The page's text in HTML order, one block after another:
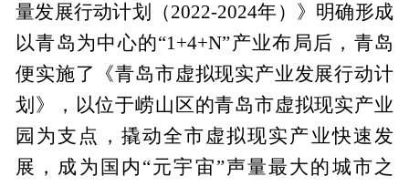
量发展行动计划（2022-2024年）》明确形成
以青岛为中心的“1+4+N”产业布局后，青岛
便实施了《青岛市虚拟现实产业发展行动计
划》，以位于崂山区的青岛市虚拟现实产业
园为支点，撬动全市虚拟现实产业快速发
展，成为国内“元宇宙”声量最大的城市之